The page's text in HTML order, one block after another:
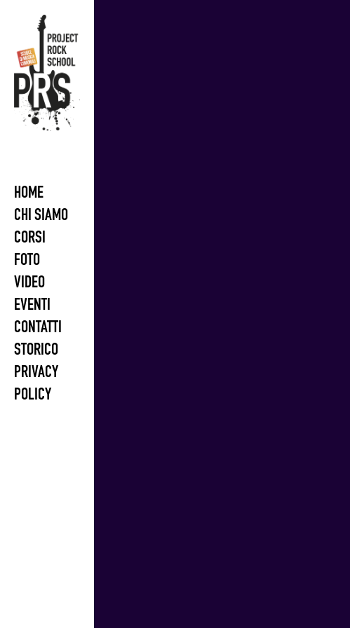
HOME
CHI SIAMO
CORSI
FOTO
VIDEO
EVENTI
CONTATTI
STORICO
PRIVACY
POLICY